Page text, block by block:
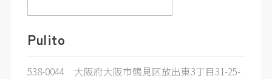
Pulito
538-0044 大阪府大阪市鶴見区放出東3丁目31-25-